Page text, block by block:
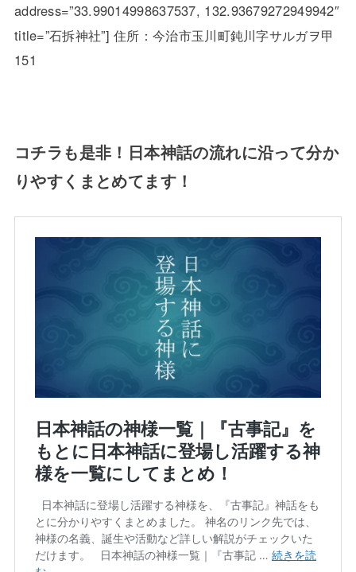
address=”33.99014998637537, 132.93679272949942″
title=”石拆神社”] 住所：今治市玉川町鈍川字サルガヲ甲
151
コチラも是非！日本神話の流れに沿って分か
りやすくまとめてます！